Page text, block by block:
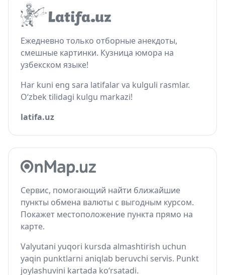
Ежедневно только отборные анекдоты,
смешные картинки. Кузница юмора на
узбекском языке!
Har kuni eng sara latifalar va kulguli rasmlar.
O‘zbek tilidagi kulgu markazi!
latifa.uz
Сервис, помогающий найти ближайшие
пункты обмена валюты с выгодным курсом.
Покажет местоположение пункта прямо на
карте.
Valyutani yuqori kursda almashtirish uchun
yaqin punktlarni aniqlab beruvchi servis. Punkt
joylashuvini kartada ko‘rsatadi.